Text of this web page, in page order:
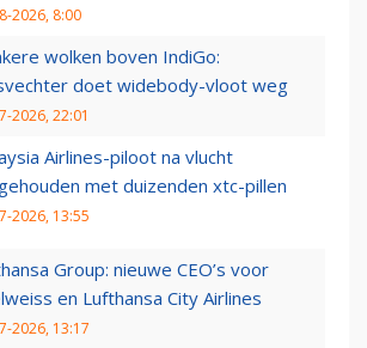
2026, 8:00
wolken boven IndiGo:
doet widebody-vloot weg
2026, 22:01
Airlines-piloot na vlucht
met duizenden xtc-pillen
2026, 13:55
Group: nieuwe CEO’s voor
en Lufthansa City Airlines
2026, 13:17